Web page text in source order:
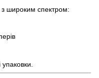
широким спектром: